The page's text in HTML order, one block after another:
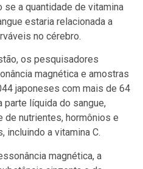
a quantidade de vitamina
estaria relacionada a
no cérebro.
os pesquisadores
magnética e amostras
japoneses com mais de 64
parte líquida do sangue,
nutrientes, hormônios e
incluindo a vitamina C.
magnética, a